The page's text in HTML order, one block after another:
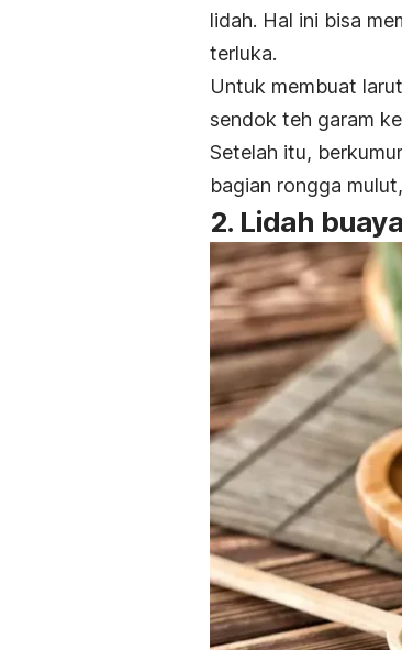
lidah. Hal ini bisa
terluka.
Untuk membuat
sendok teh garam
Setelah itu,
bagian rongga
2. Lidah buaya